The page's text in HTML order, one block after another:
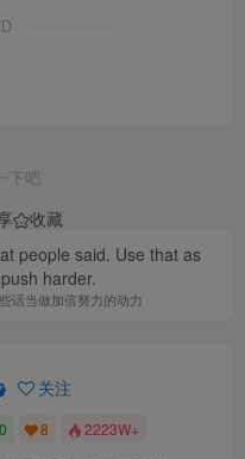
下吧
收藏
people said. Use that as
harder.
话当做加倍努力的动力
关注
0 8 2223W+